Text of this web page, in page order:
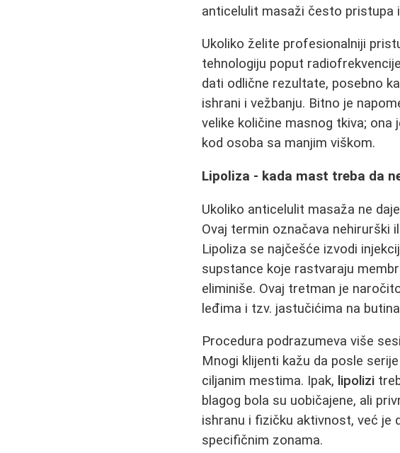
anticelulit masaži često pristupa
Ukoliko želite profesionalniji
tehnologiju poput
dati odlične rezultate, posebno
ishrani i vežbanju. Bitno je
velike količine masnog tkiva;
kod osoba sa manjim viškom.
Lipoliza - kada mast treba da
Ukoliko anticelulit masaža ne
Ovaj termin označava nehirurški
Lipoliza se najčešće izvodi
supstance koje rastvaraju
eliminiše. Ovaj tretman je
leđima i tzv. jastučićima na
Procedura podrazumeva više
Mnogi klijenti kažu da posle
ciljanim mestima. Ipak, lipolizi
blagog bola su uobičajene, ali
ishranu i fizičku aktivnost, već je
specifičnim zonama.